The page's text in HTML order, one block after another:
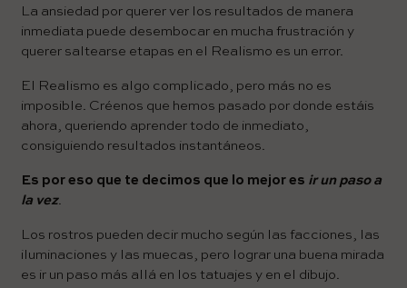
La ansiedad por querer ver los resultados de manera
inmediata puede desembocar en mucha frustración y
querer saltearse etapas en el Realismo es un error.
El Realismo es algo complicado, pero más no es
imposible. Créenos que hemos pasado por donde estáis
ahora, queriendo aprender todo de inmediato,
consiguiendo resultados instantáneos.
Es por eso que te decimos que lo mejor es ir un paso a
la vez.
Los rostros pueden decir mucho según las facciones, las
iluminaciones y las muecas, pero lograr una buena mirada
es ir un paso más allá en los tatuajes y en el dibujo.